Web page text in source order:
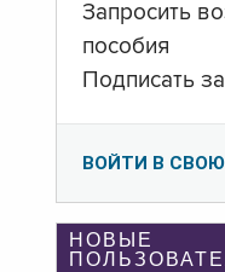
Запросить
пособия
Подписать
ВОЙТИ В
НОВЫЕ